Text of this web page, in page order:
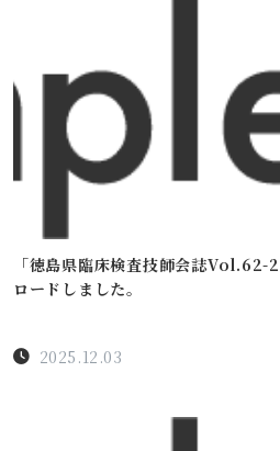
「徳島県臨床検査技師会誌Vol.62-
ロードしました。
2025.12.03